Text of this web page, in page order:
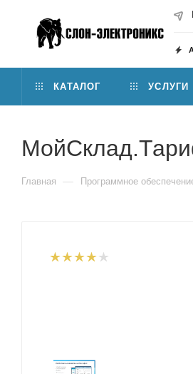
КАТАЛОГ УСЛУГИ
Главная — Программное